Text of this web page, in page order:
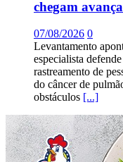
chegam
07/08/2026 0
Levantamento
especialista
rastreamento de
do câncer de
obstáculos [...]